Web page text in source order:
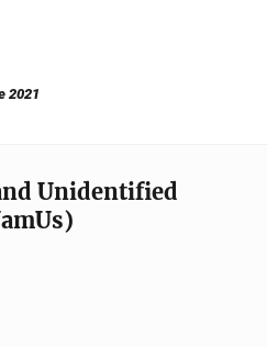
2021
Unidentified